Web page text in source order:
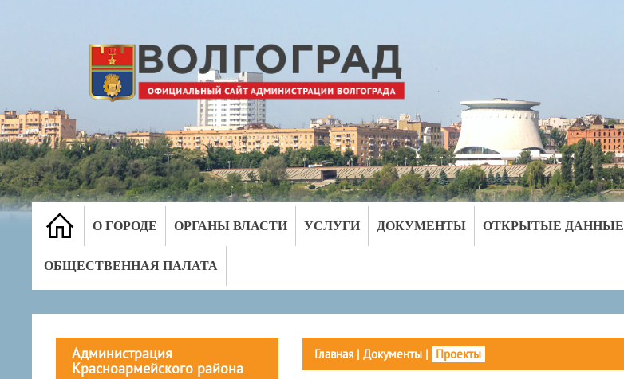
О ГОРОДЕ ОРГАНЫ ВЛАСТИ УСЛУГИ ДОКУМЕНТЫ ОТКРЫТЫЕ ДАННЫЕ
ОБЩЕСТВЕННАЯ ПАЛАТА
Администрация
Красноармейского района
Главная| Документы| Проекты